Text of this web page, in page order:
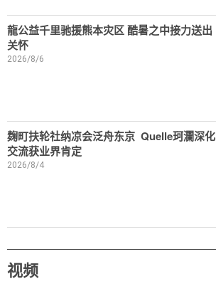
龍公益千里驰援熊本灾区 酷暑之中接力送出
关怀
2026/8/6
麹町扶轮社纳凉会泛舟东京 Quelle珂瀾深化
交流获业界肯定
2026/8/4
视频